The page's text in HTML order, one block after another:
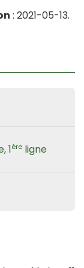
: 2021-05-13.
1ère ligne